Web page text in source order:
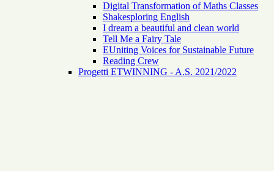
Digital Transformation of Maths Classes
Shakesploring English
I dream a beautiful and clean world
Tell Me a Fairy Tale
EUniting Voices for Sustainable Future
Reading Crew
Progetti ETWINNING - A.S. 2021/2022